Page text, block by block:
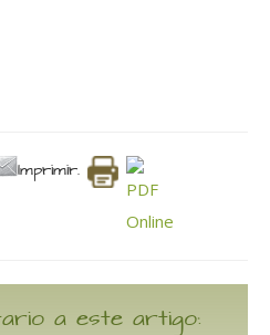
Imprimir.
a este artigo: